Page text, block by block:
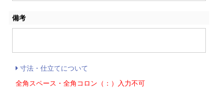
備考
寸法・仕立てについて
全角スペース・全角コロン（：）入力不可